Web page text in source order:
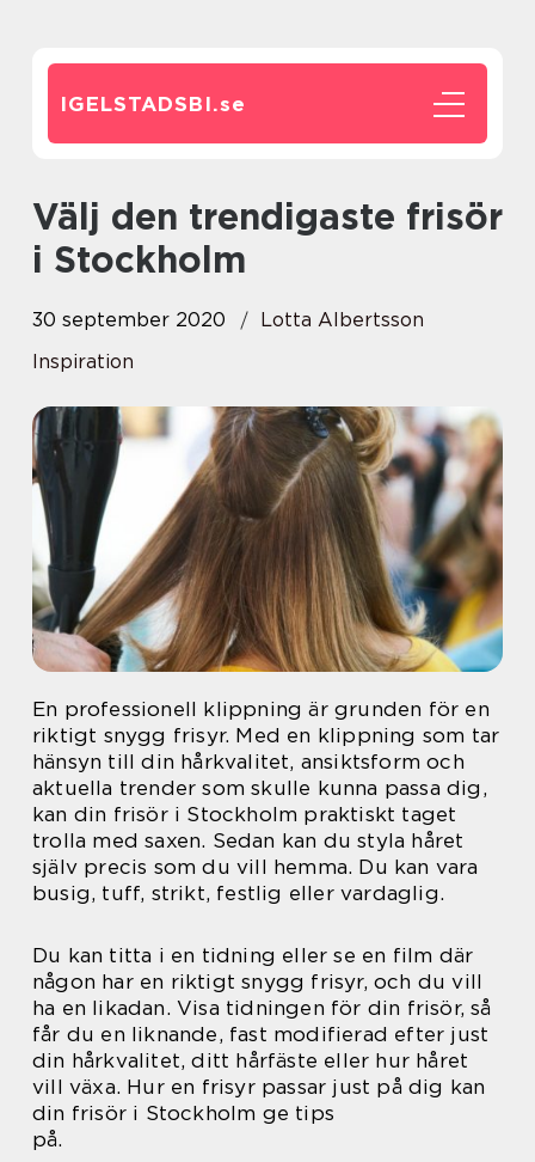
IGELSTADSBI.se
Välj den trendigaste frisör
i Stockholm
30 september 2020
Lotta Albertsson
Inspiration
En professionell klippning är grunden för en
riktigt snygg frisyr. Med en klippning som tar
hänsyn till din hårkvalitet, ansiktsform och
aktuella trender som skulle kunna passa dig,
kan din frisör i Stockholm praktiskt taget
trolla med saxen. Sedan kan du styla håret
själv precis som du vill hemma. Du kan vara
busig, tuff, strikt, festlig eller vardaglig.
Du kan titta i en tidning eller se en film där
någon har en riktigt snygg frisyr, och du vill
ha en likadan. Visa tidningen för din frisör, så
får du en liknande, fast modifierad efter just
din hårkvalitet, ditt hårfäste eller hur håret
vill växa. Hur en frisyr passar just på dig kan
din frisör i Stockholm ge tips
på.